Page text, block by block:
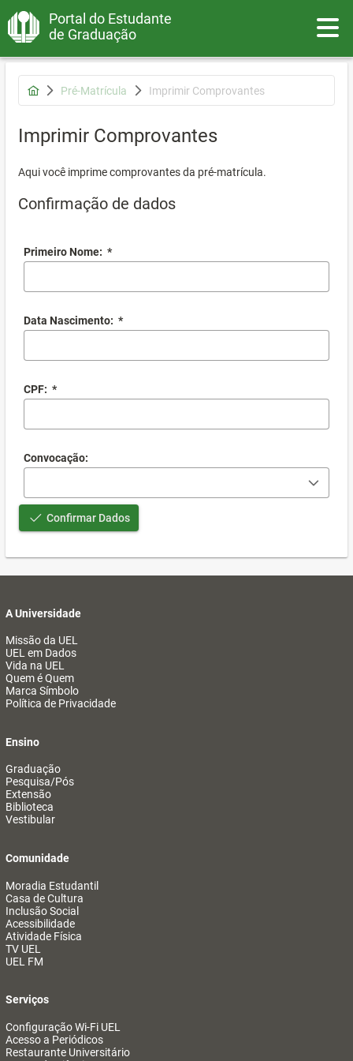
Portal do Estudante
de Graduação
Pré-Matrícula Imprimir Comprovantes
Imprimir Comprovantes
Aqui você imprime comprovantes da pré-matrícula.
Confirmação de dados
Primeiro Nome: *
Data Nascimento: *
CPF: *
Convocação:
Confirmar Dados
A Universidade
Missão da UEL
UEL em Dados
Vida na UEL
Quem é Quem
Marca Símbolo
Política de Privacidade
Ensino
Graduação
Pesquisa/Pós
Extensão
Biblioteca
Vestibular
Comunidade
Moradia Estudantil
Casa de Cultura
Inclusão Social
Acessibilidade
Atividade Física
TV UEL
UEL FM
Serviços
Configuração Wi-Fi UEL
Acesso a Periódicos
Restaurante Universitário